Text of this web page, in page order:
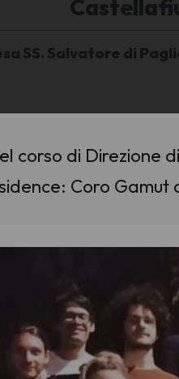
SS. Salvatore di
corso di Direzione
Coro